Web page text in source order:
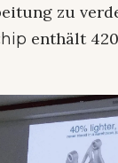
zu
enthält